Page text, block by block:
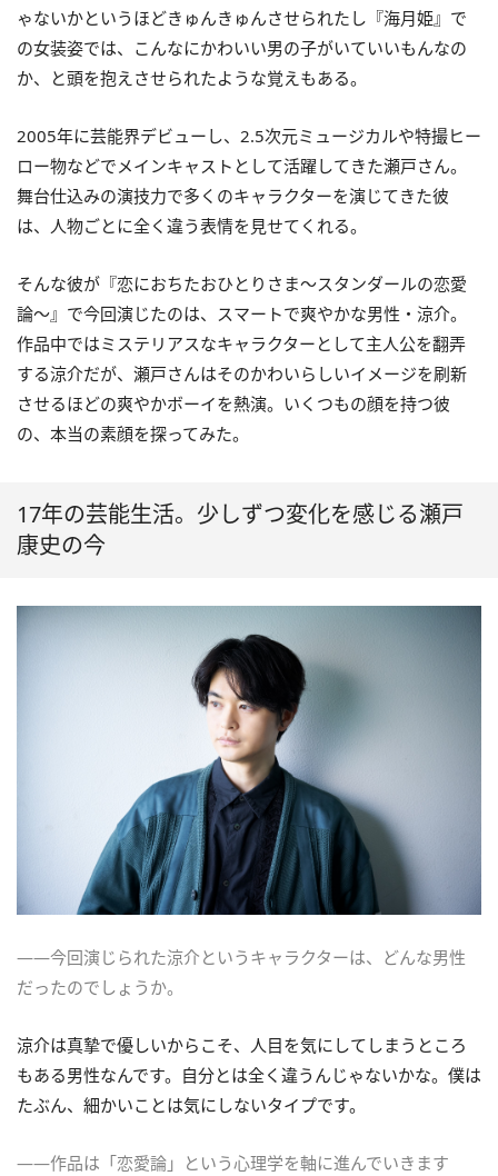
ゃないかというほどきゅんきゅんさせられたし『海月姫』で
の女装姿では、こんなにかわいい男の子がいていいもんなの
か、と頭を抱えさせられたような覚えもある。
2005年に芸能界デビューし、2.5次元ミュージカルや特撮ヒー
ロー物などでメインキャストとして活躍してきた瀬戸さん。
舞台仕込みの演技力で多くのキャラクターを演じてきた彼
は、人物ごとに全く違う表情を見せてくれる。
そんな彼が『恋におちたおひとりさま〜スタンダールの恋愛
論〜』で今回演じたのは、スマートで爽やかな男性・涼介。
作品中ではミステリアスなキャラクターとして主人公を翻弄
する涼介だが、瀬戸さんはそのかわいらしいイメージを刷新
させるほどの爽やかボーイを熱演。いくつもの顔を持つ彼
の、本当の素顔を探ってみた。
17年の芸能生活。少しずつ変化を感じる瀬戸
康史の今
――今回演じられた涼介というキャラクターは、どんな男性
だったのでしょうか。
涼介は真摯で優しいからこそ、人目を気にしてしまうところ
もある男性なんです。自分とは全く違うんじゃないかな。僕は
たぶん、細かいことは気にしないタイプです。
――作品は「恋愛論」という心理学を軸に進んでいきます